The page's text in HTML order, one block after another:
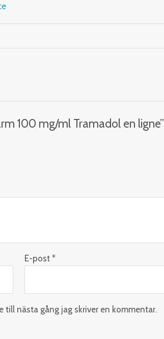
100 mg/ml Tramadol en ligne”
E-post*
nästa gång jag skriver en kommentar.